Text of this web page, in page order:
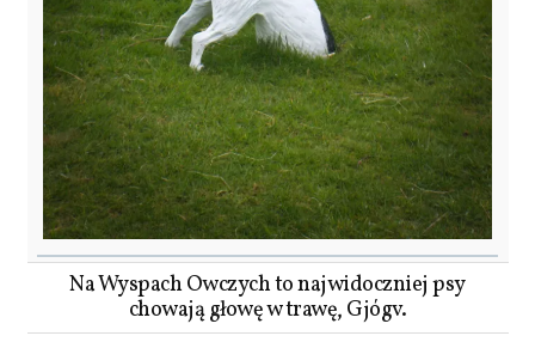
Na Wyspach Owczych to najwidoczniej psy
chowają głowę w trawę, Gjógv.